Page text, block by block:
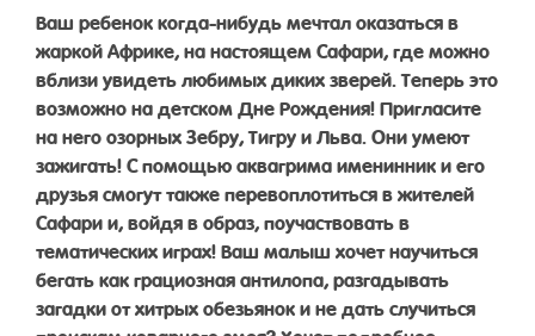
Ваш ребенок когда-нибудь мечтал оказаться в
жаркой Африке, на настоящем Сафари, где можно
вблизи увидеть любимых диких зверей. Теперь это
возможно на детском Дне Рождения! Пригласите
на него озорных Зебру, Тигру и Льва. Они умеют
зажигать! С помощью аквагрима именинник и его
друзья смогут также перевоплотиться в жителей
Сафари и, войдя в образ, поучаствовать в
тематических играх! Ваш малыш хочет научиться
бегать как грациозная антилопа, разгадывать
загадки от хитрых обезьянок и не дать случиться